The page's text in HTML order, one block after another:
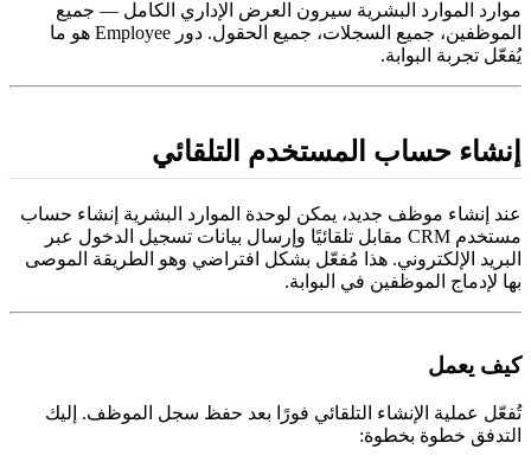
الموارد البشرية سيرون العرض الإداري الكامل — جميع
الموظفين، جميع السجلات، جميع الحقول. دور Employee هو ما
تجربة البوابة.
حساب المستخدم التلقائي
إنشاء موظف جديد، يمكن لوحدة الموارد البشرية إنشاء حساب
مستخدم CRM مقابل تلقائيًا وإرسال بيانات تسجيل الدخول عبر
الإلكتروني. هذا مُفعّل بشكل افتراضي وهو الطريقة الموصى
لإدماج الموظفين في البوابة.
يعمل
عملية الإنشاء التلقائي فورًا بعد حفظ سجل الموظف. إليك
خطوة بخطوة: